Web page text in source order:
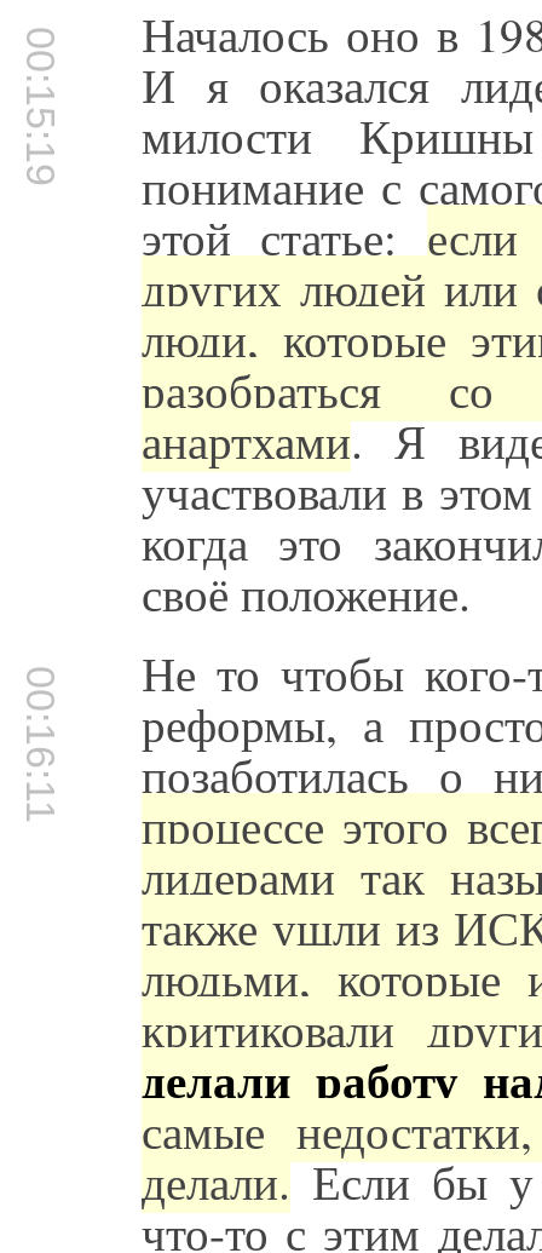
00:15:19 Началось оно в
И я оказался
милости
понимание с
этой статье:
других людей
люди, которые
разобраться
анартхами. Я
участвовали в
когда это
своё положение.
00:16:11 Не то чтобы
реформы, а
позаботилась о
процессе этого
лидерами так
также ушли из
людьми, которые
критиковали
делали работу
самые
делали.Если бы у
что-то с этим